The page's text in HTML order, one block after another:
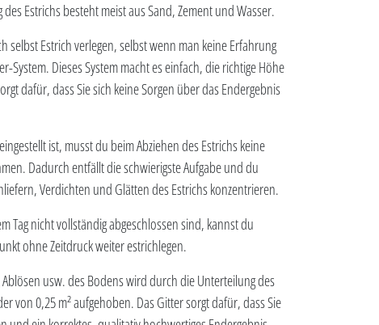
Estrichs besteht meist aus Sand, Zement und Wasser.
selbst Estrich verlegen, selbst wenn man keine Erfahrung
System. Dieses System macht es einfach, die richtige Höhe
dafür, dass Sie sich keine Sorgen über das Endergebnis
ist, musst du beim Abziehen des Estrichs keine
Dadurch entfällt die schwierigste Aufgabe und du
Verdichten und Glätten des Estrichs konzentrieren.
Tag nicht vollständig abgeschlossen sind, kannst du
ohne Zeitdruck weiter estrichlegen.
Ablösen usw. des Bodens wird durch die Unterteilung des
von 0,25 m² aufgehoben. Das Gitter sorgt dafür, dass Sie